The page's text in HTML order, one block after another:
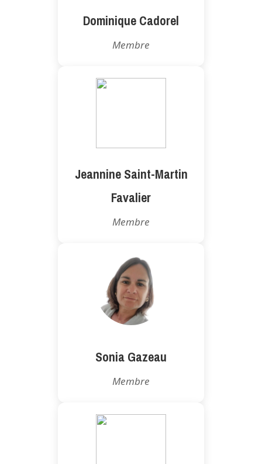
Dominique Cadorel
Membre
Jeannine Saint-Martin
Favalier
Membre
Sonia Gazeau
Membre